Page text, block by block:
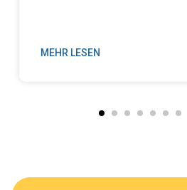
MEHR LESEN